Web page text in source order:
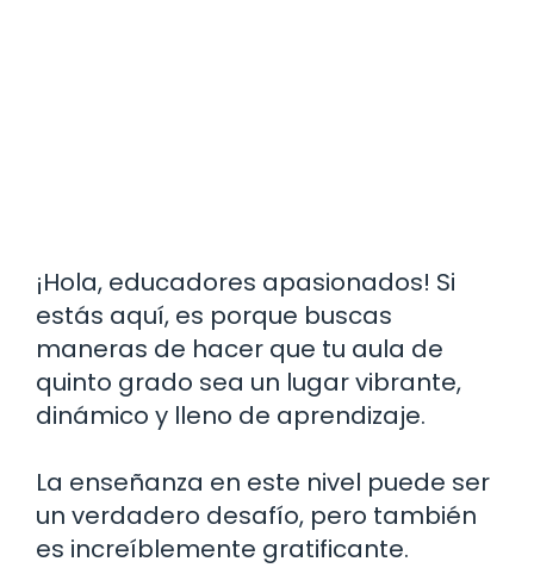
¡Hola, educadores apasionados! Si
estás aquí, es porque buscas
maneras de hacer que tu aula de
quinto grado sea un lugar vibrante,
dinámico y lleno de aprendizaje.
La enseñanza en este nivel puede ser
un verdadero desafío, pero también
es increíblemente gratificante.